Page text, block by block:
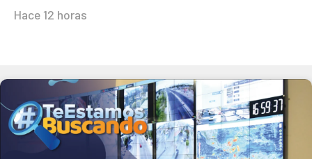
Hace 12 horas